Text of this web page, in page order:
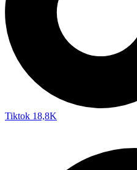
Tiktok 18,8K